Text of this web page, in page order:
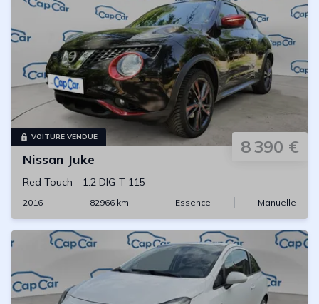
VOITURE VENDUE 8 390 €
Nissan Juke
Red Touch - 1.2 DIG-T 115
2016 82966km Essence Manuelle